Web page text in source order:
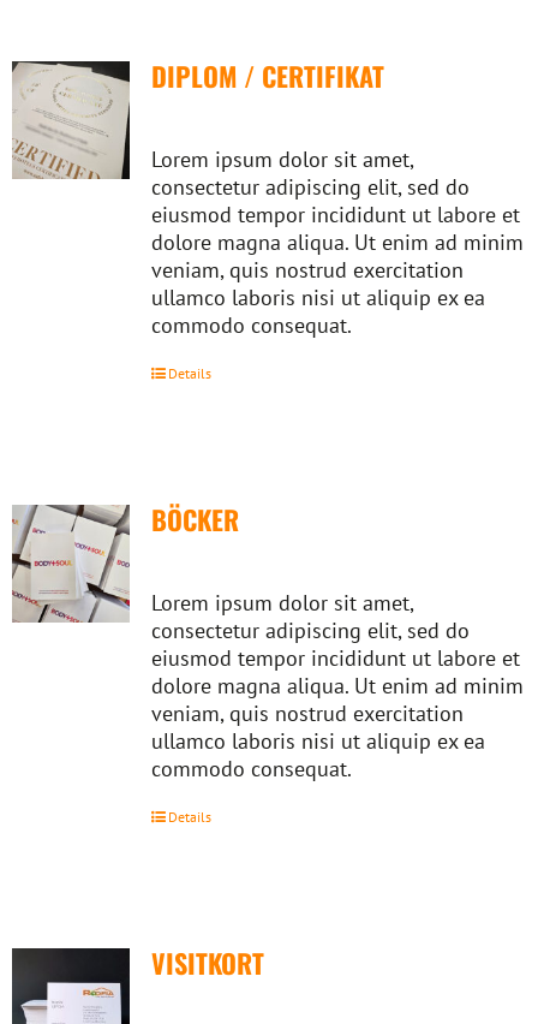
DIPLOM / CERTIFIKAT
Lorem ipsum dolor sit amet,
consectetur adipiscing elit, sed do
eiusmod tempor incididunt ut labore et
dolore magna aliqua. Ut enim ad minim
veniam, quis nostrud exercitation
ullamco laboris nisi ut aliquip ex ea
commodo consequat.
Details
BÖCKER
Lorem ipsum dolor sit amet,
consectetur adipiscing elit, sed do
eiusmod tempor incididunt ut labore et
dolore magna aliqua. Ut enim ad minim
veniam, quis nostrud exercitation
ullamco laboris nisi ut aliquip ex ea
commodo consequat.
Details
VISITKORT